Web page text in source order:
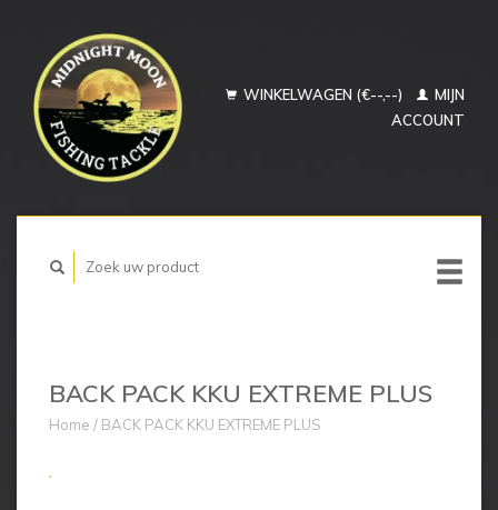
WINKELWAGEN (€--,--)
MIJN
ACCOUNT
BACK PACK KKU EXTREME PLUS
Home / BACK PACK KKU EXTREME PLUS